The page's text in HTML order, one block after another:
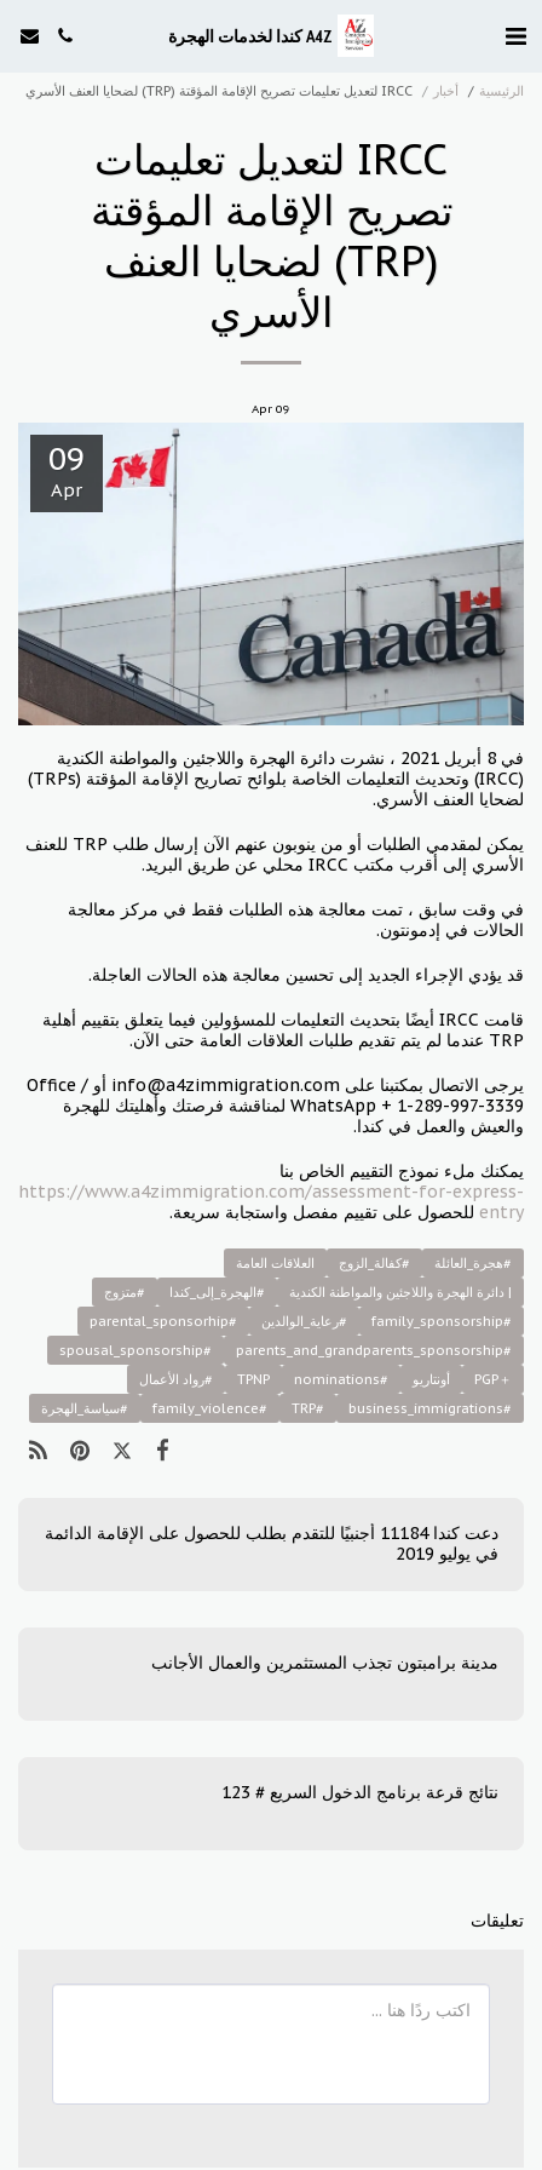
A4Z كندا لخدمات الهجرة
الرئيسية أخبار IRCC لتعديل تعليمات تصريح الإقامة المؤقتة (TRP) لضحايا العنف الأسري
IRCC لتعديل تعليمات
تصريح الإقامة المؤقتة
(TRP) لضحايا العنف
الأسري
09
Apr
09
Apr
في 8 أبريل 2021 ، نشرت دائرة الهجرة واللاجئين والمواطنة الكندية
(IRCC)
وتحديث التعليمات الخاصة بلوائح تصاريح الإقامة المؤقتة (TRPs)
لضحايا العنف الأسري.
يمكن لمقدمي الطلبات أو من ينوبون عنهم الآن إرسال طلب TRP للعنف
الأسري إلى أقرب مكتب IRCC محلي عن طريق البريد.
في وقت سابق ، تمت معالجة هذه الطلبات فقط في مركز معالجة
الحالات في إدمونتون.
قد يؤدي الإجراء الجديد إلى تحسين معالجة هذه الحالات العاجلة.
قامت IRCC أيضًا بتحديث التعليمات للمسؤولين فيما يتعلق بتقييم أهلية
TRP عندما لم يتم تقديم طلبات العلاقات العامة حتى الآن.
يرجى الاتصال بمكتبنا على info@a4zimmigration.com أو Office /
WhatsApp + 1-289-997-3339 لمناقشة فرصتك وأهليتك للهجرة
والعيش والعمل في كندا.
يمكنك ملء نموذج التقييم الخاص بنا
https://www.a4zimmigration.com/assessment-for-express-
entry للحصول على تقييم مفصل واستجابة سريعة.
#هجرة_العائلة #كفالة_الزوج
العلاقات العامة
| دائرة الهجرة واللاجئين والمواطنة الكندية
#الهجرة_إلى_كندا
#متزوج
#family_sponsorship
#رعاية_الوالدين
#parental_sponsorhip
#parents_and_grandparents_sponsorship
#spousal_sponsorship
＋PGP
أونتاريو #nominations
TPNP
#رواد الأعمال
#business_immigrations
#TRP
#family_violence #سياسة_الهجرة
دعت كندا 11184 أجنبيًا للتقدم بطلب للحصول على الإقامة الدائمة
في يوليو 2019
مدينة برامبتون تجذب المستثمرين والعمال الأجانب
نتائج قرعة برنامج الدخول السريع # 123
تعليقات